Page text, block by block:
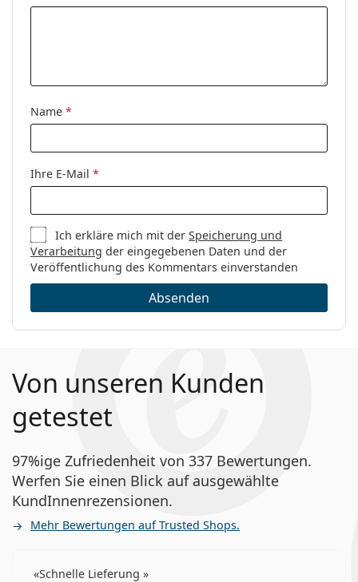
Name *
Ihre E-Mail *
Ich erkläre mich mit derSpeicherung und
Verarbeitung der eingegebenen Daten und der
Veröffentlichung des Kommentars einverstanden
Absenden
Von unseren Kunden
getestet
97%ige Zufriedenheit von 337 Bewertungen.
Werfen Sie einen Blick auf ausgewählte
KundInnenrezensionen.
Mehr Bewertungen auf Trusted Shops.
Schnelle Lieferung